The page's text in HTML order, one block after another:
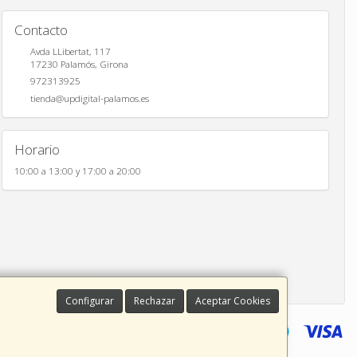
Configurar Rechazar Aceptar Cookies
Contacto
Avda LLibertat, 117
17230 Palamós, Girona
972313925
tienda@updigital-palamos.es
Horario
10:00 a 13:00 y 17:00 a 20:00